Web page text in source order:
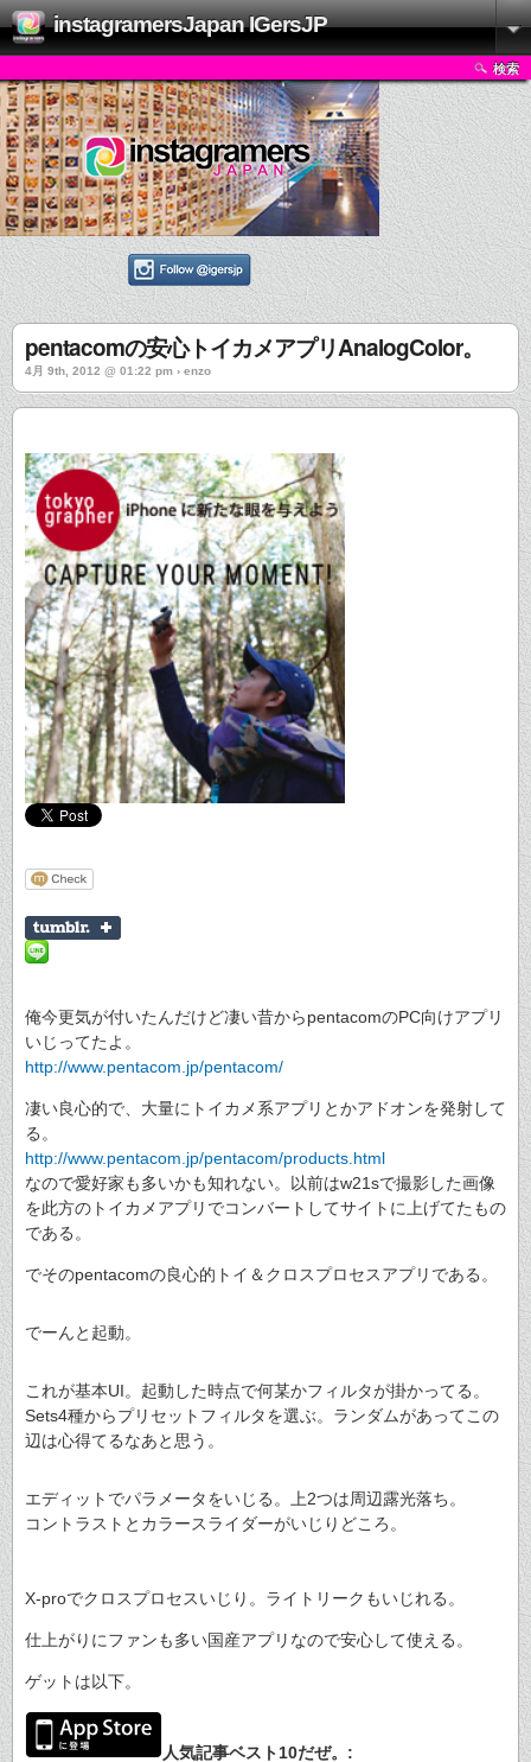
instagramersJapan IGersJP
検索
pentacomの安心トイカメアプリAnalogColor。
4月 9th, 2012 @ 01:22 pm › enzo
俺今更気が付いたんだけど凄い昔からpentacomのPC向けアプリ
いじってたよ。
http://www.pentacom.jp/pentacom/
凄い良心的で、大量にトイカメ系アプリとかアドオンを発射して
る。
http://www.pentacom.jp/pentacom/products.html
なので愛好家も多いかも知れない。以前はw21sで撮影した画像
を此方のトイカメアプリでコンバートしてサイトに上げてたもの
である。
でそのpentacomの良心的トイ＆クロスプロセスアプリである。
でーんと起動。
これが基本UI。起動した時点で何某かフィルタが掛かってる。
Sets4種からプリセットフィルタを選ぶ。ランダムがあってこの
辺は心得てるなあと思う。
エディットでパラメータをいじる。上2つは周辺露光落ち。
コントラストとカラースライダーがいじりどころ。
X-proでクロスプロセスいじり。ライトリークもいじれる。
仕上がりにファンも多い国産アプリなので安心して使える。
ゲットは以下。
人気記事ベスト10だぜ。: